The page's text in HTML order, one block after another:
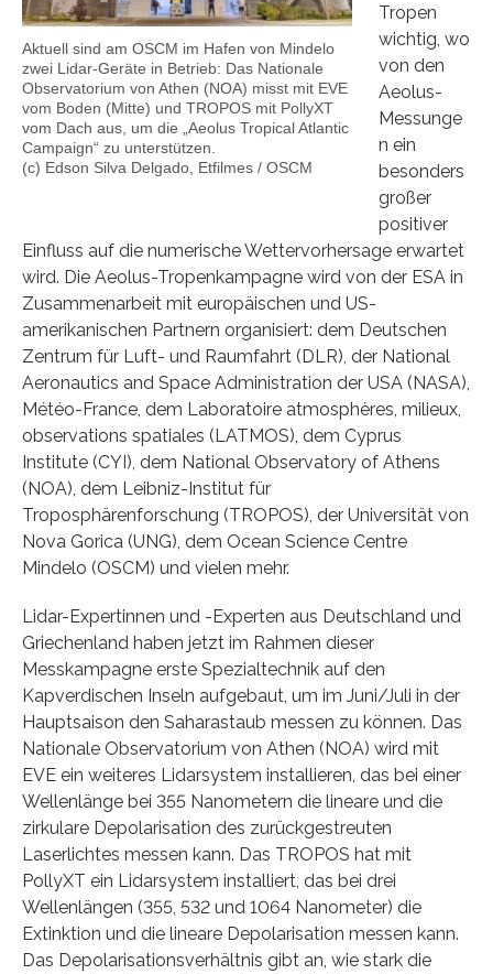
Aktuell sind am OSCM im Hafen von Mindelo
zwei Lidar-Geräte in Betrieb: Das Nationale
Observatorium von Athen (NOA) misst mit EVE
vom Boden (Mitte) und TROPOS mit PollyXT
vom Dach aus, um die „Aeolus Tropical Atlantic
Campaign“ zu unterstützen.
(c) Edson Silva Delgado, Etfilmes / OSCM
Tropen
wichtig, wo
von den
Aeolus-
Messunge
n ein
besonders
großer
positiver
Einfluss auf die numerische Wettervorhersage erwartet
wird. Die Aeolus-Tropenkampagne wird von der ESA in
Zusammenarbeit mit europäischen und US-
amerikanischen Partnern organisiert: dem Deutschen
Zentrum für Luft- und Raumfahrt (DLR), der National
Aeronautics and Space Administration der USA (NASA),
Météo-France, dem Laboratoire atmosphères, milieux,
observations spatiales (LATMOS), dem Cyprus
Institute (CYI), dem National Observatory of Athens
(NOA), dem Leibniz-Institut für
Troposphärenforschung (TROPOS), der Universität von
Nova Gorica (UNG), dem Ocean Science Centre
Mindelo (OSCM) und vielen mehr.
Lidar-Expertinnen und -Experten aus Deutschland und
Griechenland haben jetzt im Rahmen dieser
Messkampagne erste Spezialtechnik auf den
Kapverdischen Inseln aufgebaut, um im Juni/Juli in der
Hauptsaison den Saharastaub messen zu können. Das
Nationale Observatorium von Athen (NOA) wird mit
EVE ein weiteres Lidarsystem installieren, das bei einer
Wellenlänge bei 355 Nanometern die lineare und die
zirkulare Depolarisation des zurückgestreuten
Laserlichtes messen kann. Das TROPOS hat mit
PollyXT ein Lidarsystem installiert, das bei drei
Wellenlängen (355, 532 und 1064 Nanometer) die
Extinktion und die lineare Depolarisation messen kann.
Das Depolarisationsverhältnis gibt an, wie stark die